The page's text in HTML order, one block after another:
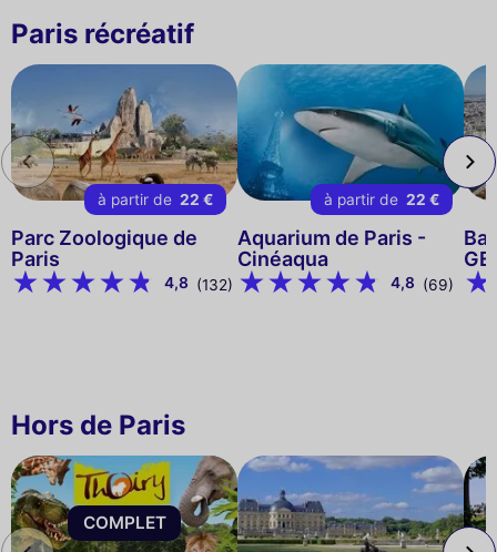
Paris récréatif
à partir de 22 €
Parc Zoologique de
Paris
4,8 (132)
à partir de 22 €
Aquarium de Paris -
Cinéaqua
4,8 (69)
Hors de Paris
COMPLET